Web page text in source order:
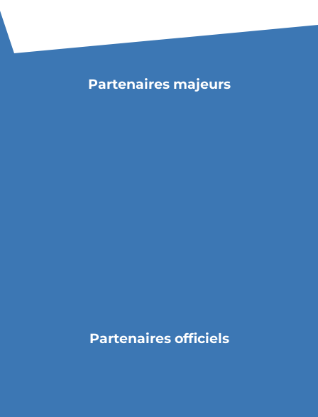
Partenaires majeurs
Partenaires officiels